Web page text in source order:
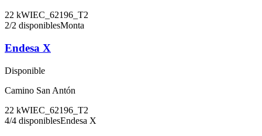
22 kWIEC_62196_T2
2/2 disponiblesMonta
Endesa X
Disponible
Camino San Antón
22 kWIEC_62196_T2
4/4 disponiblesEndesa X